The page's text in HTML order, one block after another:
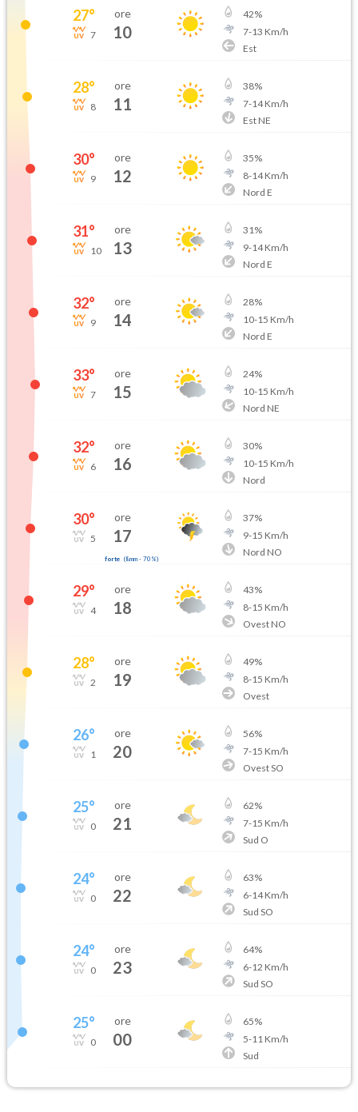
27°
7
ore
10
42%
7-13 Km/h
Est
28°
8
ore
11
38%
7-14Km/h
Est NE
30°
9
ore
12
35%
8-14Km/h
Nord E
31°
10
ore
13
31%
9-14Km/h
Nord E
32°
9
ore
14
28%
10-15 Km/h
Nord E
33°
7
ore
15
24%
10-15 Km/h
Nord NE
32°
6
ore
16
30%
10-15 Km/h
Nord
30°
5
ore
17
forte (8mm- 70 %)
37%
9-15 Km/h
Nord NO
29°
4
ore
18
43%
8-15 Km/h
Ovest NO
28°
2
ore
19
49%
8-15 Km/h
Ovest
26°
1
ore
20
56%
7-15 Km/h
Ovest SO
25°
0
ore
21
62%
7-15 Km/h
Sud O
24°
0
ore
22
63%
6-14Km/h
Sud SO
24°
0
ore
23
64%
6-12 Km/h
Sud SO
25°
0
ore
00
65%
5-11 Km/h
Sud